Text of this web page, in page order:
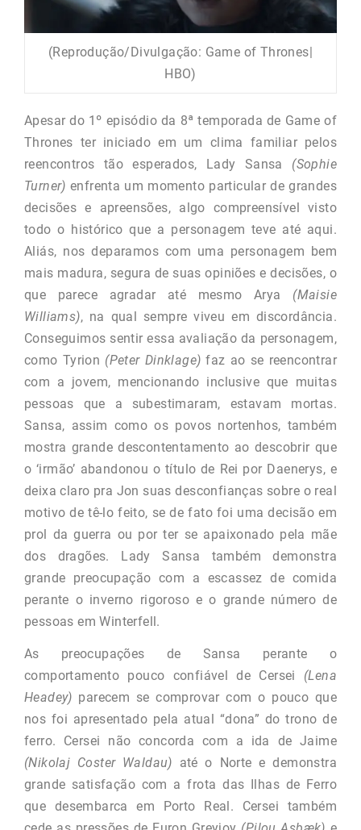
(Reprodução/Divulgação: Game of Thrones|
HBO)
Apesar do 1º episódio da 8ª temporada de Game of
Thrones ter iniciado em um clima familiar pelos
reencontros tão esperados, Lady Sansa (Sophie
Turner) enfrenta um momento particular de grandes
decisões e apreensões, algo compreensível visto
todo o histórico que a personagem teve até aqui.
Aliás, nos deparamos com uma personagem bem
mais madura, segura de suas opiniões e decisões, o
que parece agradar até mesmo Arya (Maisie
Williams), na qual sempre viveu em discordância.
Conseguimos sentir essa avaliação da personagem,
como Tyrion (Peter Dinklage) faz ao se reencontrar
com a jovem, mencionando inclusive que muitas
pessoas que a subestimaram, estavam mortas.
Sansa, assim como os povos nortenhos, também
mostra grande descontentamento ao descobrir que
o ‘irmão’ abandonou o título de Rei por Daenerys, e
deixa claro pra Jon suas desconfianças sobre o real
motivo de tê-lo feito, se de fato foi uma decisão em
prol da guerra ou por ter se apaixonado pela mãe
dos dragões. Lady Sansa também demonstra
grande preocupação com a escassez de comida
perante o inverno rigoroso e o grande número de
pessoas em Winterfell.
As preocupações de Sansa perante o
comportamento pouco confiável de Cersei (Lena
Headey) parecem se comprovar com o pouco que
nos foi apresentado pela atual “dona” do trono de
ferro. Cersei não concorda com a ida de Jaime
(Nikolaj Coster Waldau) até o Norte e demonstra
grande satisfação com a frota das Ilhas de Ferro
que desembarca em Porto Real. Cersei também